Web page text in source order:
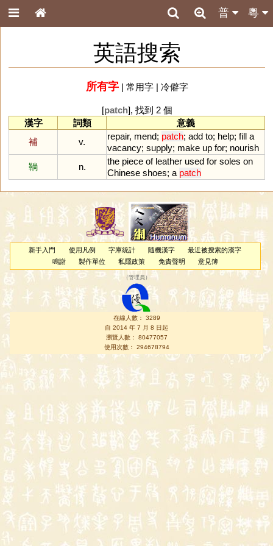
粵
普
英語搜索
所有字| 常用字| 冷僻字
[patch], 找到 2 個
漢字
詞類
意義
補
v.
repair, mend; patch; add to; help; fill a
vacancy; supply; make up for; nourish
鞝
n.
the piece of leather used for soles on
Chinese shoes; a patch
新手入門 使用凡例 字庫統計 隨機漢字
最近被搜索的漢字
鳴謝
製作單位 私隱政策 免責聲明 意見簿
（管理員 ）
在線人數： 3289
自 2014 年 7 月 8 日起
瀏覽人數： 80477057
使用次數： 294678794